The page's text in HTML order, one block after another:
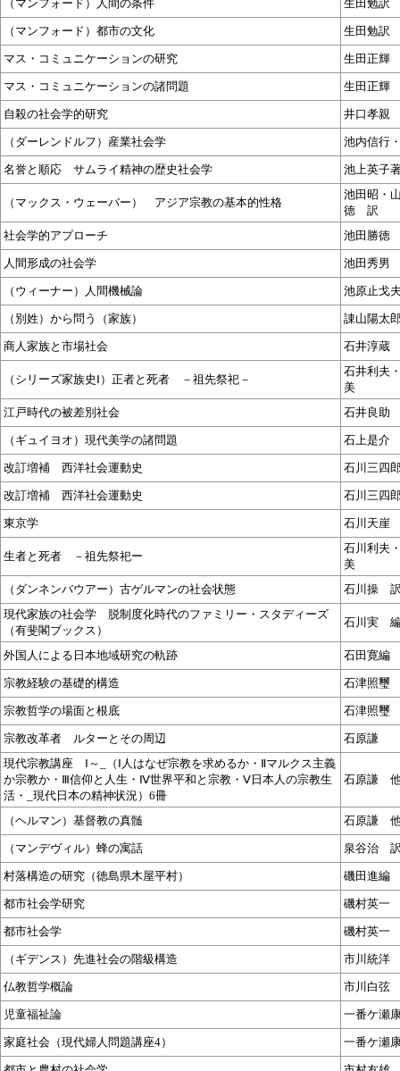
（マンフォード）人間の条件 生田勉訳
（マンフォード）都市の文化 生田勉訳
マス・コミュニケーションの研究 生田正輝
マス・コミュニケーションの諸問題 生田正輝
自殺の社会学的研究 井口孝親
（ダーレンドルフ）産業社会学 池内信行
名誉と順応 サムライ精神の歴史社会学 池上英子
（マックス・ウェーバー） アジア宗教の基本的性格
池田昭・
徳 訳
社会学的アプローチ
池田勝徳
人間形成の社会学 池田秀男
（ウィーナー）人間機械論 池原止戈
（別姓）から問う（家族） 諌山陽太
商人家族と市場社会 石井淳蔵
（シリーズ家族史Ⅰ）正者と死者 －祖先祭祀－
石井利夫
美
江戸時代の被差別社会
石井良助
（ギュイヨオ）現代美学の諸問題 石上是介
改訂増補 西洋社会運動史 石川三四
改訂増補 西洋社会運動史 石川三四
東京学 石川天崖
生者と死者 －祖先祭祀ー
石川利夫
美
（ダンネンバウアー）古ゲルマンの社会状態
石川操
現代家族の社会学 脱制度化時代のファミリー・スタディーズ
（有斐閣ブックス）
石川実
外国人による日本地域研究の軌跡 石田寛編
宗教経験の基礎的構造 石津照璽
宗教哲学の場面と根底 石津照璽
宗教改革者 ルターとその周辺
石原謙
現代宗教講座 Ⅰ～_（Ⅰ人はなぜ宗教を求めるか・Ⅱマルクス主義
か宗教か・Ⅲ信仰と人生・Ⅳ世界平和と宗教・Ⅴ日本人の宗教生
活・_現代日本の精神状況）6冊
石原謙
（ヘルマン）基督教の真髄 石原謙
（マンデヴィル）蜂の寓話 泉谷治
村落構造の研究（徳島県木屋平村） 磯田進編
都市社会学研究 磯村英一
都市社会学 磯村英一
（ギデンス）先進社会の階級構造 市川統洋
仏教哲学概論 市川白弦
児童福祉論 一番ケ瀬
家庭社会（現代婦人問題講座4） 一番ケ瀬